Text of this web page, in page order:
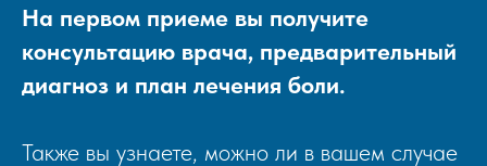
На первом приеме вы получите
консультацию врача, предварительный
диагноз и план лечения боли.
Также вы узнаете, можно ли в вашем случае